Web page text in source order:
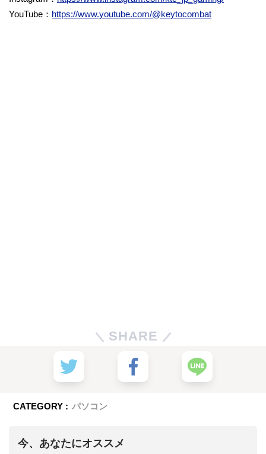
YouTube： https://www.youtube.com/@keytocombat
SHARE
CATEGORY : パソコン
今、あなたにオススメ